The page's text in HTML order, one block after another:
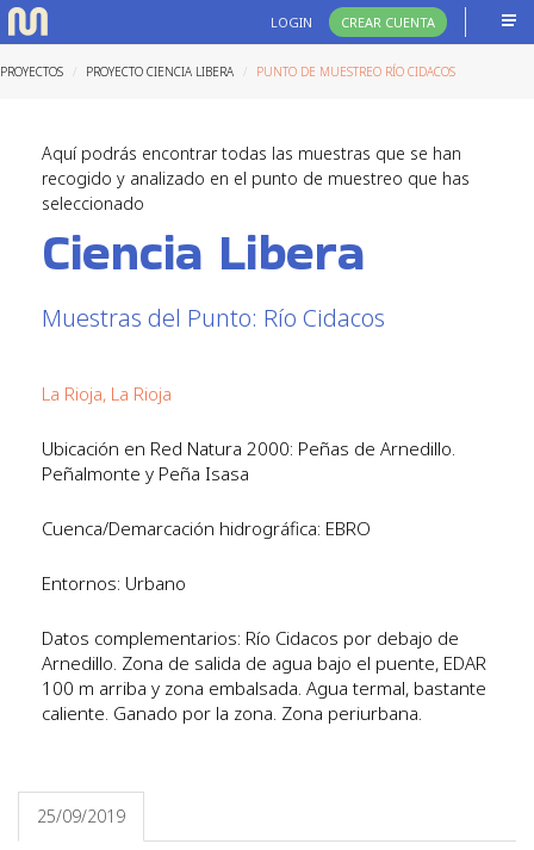
LOGIN CREAR CUENTA
PROYECTOS PROYECTO CIENCIA LIBERA PUNTO DE MUESTREO RÍO CIDACOS
Aquí podrás encontrar todas las muestras que se han
recogido y analizado en el punto de muestreo que has
seleccionado
Ciencia Libera
Muestras del Punto: Río Cidacos
La Rioja, La Rioja
Ubicación en Red Natura 2000: Peñas de Arnedillo.
Peñalmonte y Peña Isasa
Cuenca/Demarcación hidrográfica: EBRO
Entornos: Urbano
Datos complementarios: Río Cidacos por debajo de
Arnedillo. Zona de salida de agua bajo el puente, EDAR
100 m arriba y zona embalsada. Agua termal, bastante
caliente. Ganado por la zona. Zona periurbana.
25/09/2019